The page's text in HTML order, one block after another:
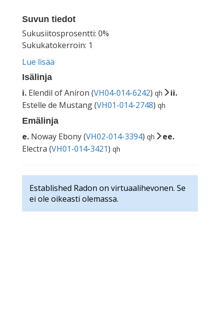
Suvun tiedot
Sukusiitosprosentti: 0%
Sukukatokerroin: 1
Lue lisää
Isälinja
i. Elendil of Aníron (VH04-014-6242) qh
ii.
Estelle de Mustang (VH01-014-2748) qh
Emälinja
e. Noway Ebony (VH02-014-3394) qh
ee.
Electra (VH01-014-3421) qh
Established Radon on virtuaalihevonen. Se
ei ole oikeasti olemassa.